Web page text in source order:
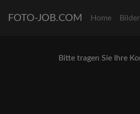
FOTO-JOB.COM Home Bilder
Bitte tragen Sie Ihre